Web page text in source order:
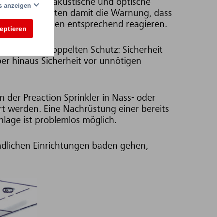
anzeigen
eine akustische und optische
Sie erhalten damit die Warnung, dass
ist, und können entsprechend reagieren.
für doppelten Schutz: Sicherheit
hinaus Sicherheit vor unnötigen
der Preaction Sprinkler in Nass- oder
werden. Eine Nachrüstung einer bereits
ist problemlos möglich.
Einrichtungen baden gehen,